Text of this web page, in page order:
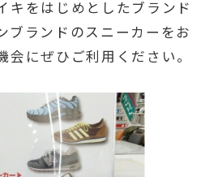
キをはじめとしたブランド
ブランドのスニーカーをお
にぜひご利用ください。